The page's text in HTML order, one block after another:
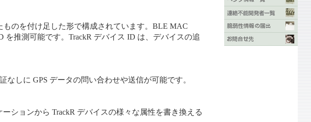
ものを付け足した形で構成されています。BLE MAC
を推測可能です。TrackR デバイス ID は、デバイスの追
しに GPS データの問い合わせや送信が可能です。
ションから TrackR デバイスの様々な属性を書き換える